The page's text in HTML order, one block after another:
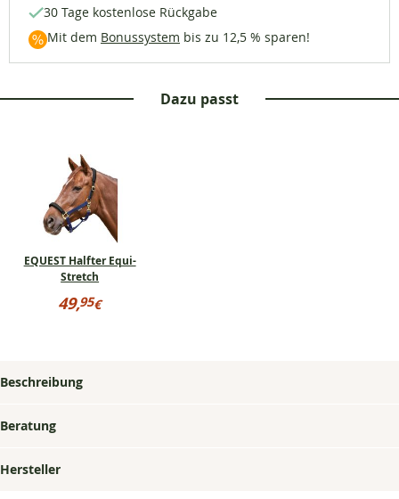
30 Tage kostenlose Rückgabe
Mit dem Bonussystem bis zu 12,5 % sparen!
Dazu passt
EQUEST Halfter Equi-
Stretch
Preisinformationen
für
49,95€
Beschreibung
Beratung
Hersteller